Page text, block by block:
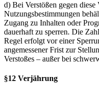
d) Bei Verstößen gegen
Nutzungsbestimmungen
Zugang zu Inhalten oder
dauerhaft zu sperren. Die
Regel erfolgt vor einer
angemessener Frist zur
Verstoßes – außer bei
§12 Verjährung